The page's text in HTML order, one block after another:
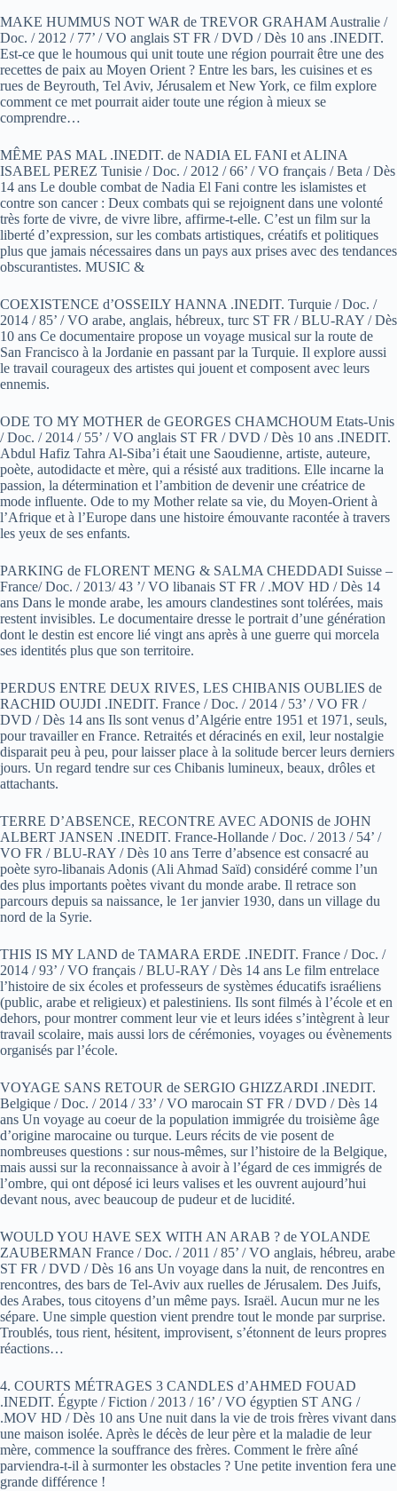
MAKE HUMMUS NOT WAR de TREVOR GRAHAM Australie /
Doc. / 2012 / 77’ / VO anglais ST FR / DVD / Dès 10 ans .INEDIT.
Est-ce que le houmous qui unit toute une région pourrait être une des
recettes de paix au Moyen Orient ? Entre les bars, les cuisines et es
rues de Beyrouth, Tel Aviv, Jérusalem et New York, ce film explore
comment ce met pourrait aider toute une région à mieux se
comprendre…
MÊME PAS MAL .INEDIT. de NADIA EL FANI et ALINA
ISABEL PEREZ Tunisie / Doc. / 2012 / 66’ / VO français / Beta / Dès
14 ans Le double combat de Nadia El Fani contre les islamistes et
contre son cancer : Deux combats qui se rejoignent dans une volonté
très forte de vivre, de vivre libre, affirme-t-elle. C’est un film sur la
liberté d’expression, sur les combats artistiques, créatifs et politiques
plus que jamais nécessaires dans un pays aux prises avec des tendances
obscurantistes. MUSIC &
COEXISTENCE d’OSSEILY HANNA .INEDIT. Turquie / Doc. /
2014 / 85’ / VO arabe, anglais, hébreux, turc ST FR / BLU-RAY / Dès
10 ans Ce documentaire propose un voyage musical sur la route de
San Francisco à la Jordanie en passant par la Turquie. Il explore aussi
le travail courageux des artistes qui jouent et composent avec leurs
ennemis.
ODE TO MY MOTHER de GEORGES CHAMCHOUM Etats-Unis
/ Doc. / 2014 / 55’ / VO anglais ST FR / DVD / Dès 10 ans .INEDIT.
Abdul Hafiz Tahra Al-Siba’i était une Saoudienne, artiste, auteure,
poète, autodidacte et mère, qui a résisté aux traditions. Elle incarne la
passion, la détermination et l’ambition de devenir une créatrice de
mode influente. Ode to my Mother relate sa vie, du Moyen-Orient à
l’Afrique et à l’Europe dans une histoire émouvante racontée à travers
les yeux de ses enfants.
PARKING de FLORENT MENG & SALMA CHEDDADI Suisse –
France/ Doc. / 2013/ 43 ’/ VO libanais ST FR / .MOV HD / Dès 14
ans Dans le monde arabe, les amours clandestines sont tolérées, mais
restent invisibles. Le documentaire dresse le portrait d’une génération
dont le destin est encore lié vingt ans après à une guerre qui morcela
ses identités plus que son territoire.
PERDUS ENTRE DEUX RIVES, LES CHIBANIS OUBLIES de
RACHID OUJDI .INEDIT. France / Doc. / 2014 / 53’ / VO FR /
DVD / Dès 14 ans Ils sont venus d’Algérie entre 1951 et 1971, seuls,
pour travailler en France. Retraités et déracinés en exil, leur nostalgie
disparait peu à peu, pour laisser place à la solitude bercer leurs derniers
jours. Un regard tendre sur ces Chibanis lumineux, beaux, drôles et
attachants.
TERRE D’ABSENCE, RECONTRE AVEC ADONIS de JOHN
ALBERT JANSEN .INEDIT. France-Hollande / Doc. / 2013 / 54’ /
VO FR / BLU-RAY / Dès 10 ans Terre d’absence est consacré au
poète syro-libanais Adonis (Ali Ahmad Saïd) considéré comme l’un
des plus importants poètes vivant du monde arabe. Il retrace son
parcours depuis sa naissance, le 1er janvier 1930, dans un village du
nord de la Syrie.
THIS IS MY LAND de TAMARA ERDE .INEDIT. France / Doc. /
2014 / 93’ / VO français / BLU-RAY / Dès 14 ans Le film entrelace
l’histoire de six écoles et professeurs de systèmes éducatifs israéliens
(public, arabe et religieux) et palestiniens. Ils sont filmés à l’école et en
dehors, pour montrer comment leur vie et leurs idées s’intègrent à leur
travail scolaire, mais aussi lors de cérémonies, voyages ou évènements
organisés par l’école.
VOYAGE SANS RETOUR de SERGIO GHIZZARDI .INEDIT.
Belgique / Doc. / 2014 / 33’ / VO marocain ST FR / DVD / Dès 14
ans Un voyage au coeur de la population immigrée du troisième âge
d’origine marocaine ou turque. Leurs récits de vie posent de
nombreuses questions : sur nous-mêmes, sur l’histoire de la Belgique,
mais aussi sur la reconnaissance à avoir à l’égard de ces immigrés de
l’ombre, qui ont déposé ici leurs valises et les ouvrent aujourd’hui
devant nous, avec beaucoup de pudeur et de lucidité.
WOULD YOU HAVE SEX WITH AN ARAB ? de YOLANDE
ZAUBERMAN France / Doc. / 2011 / 85’ / VO anglais, hébreu, arabe
ST FR / DVD / Dès 16 ans Un voyage dans la nuit, de rencontres en
rencontres, des bars de Tel-Aviv aux ruelles de Jérusalem. Des Juifs,
des Arabes, tous citoyens d’un même pays. Israël. Aucun mur ne les
sépare. Une simple question vient prendre tout le monde par surprise.
Troublés, tous rient, hésitent, improvisent, s’étonnent de leurs propres
réactions…
4. COURTS MÉTRAGES 3 CANDLES d’AHMED FOUAD
.INEDIT. Égypte / Fiction / 2013 / 16’ / VO égyptien ST ANG /
.MOV HD / Dès 10 ans Une nuit dans la vie de trois frères vivant dans
une maison isolée. Après le décès de leur père et la maladie de leur
mère, commence la souffrance des frères. Comment le frère aîné
parviendra-t-il à surmonter les obstacles ? Une petite invention fera une
grande différence !